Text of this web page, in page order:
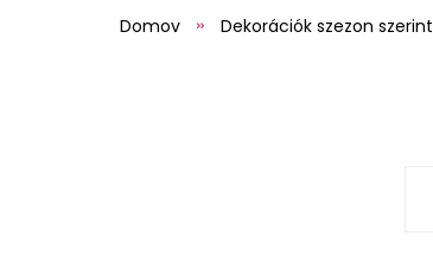
Domov Dekorációk szezon szerint